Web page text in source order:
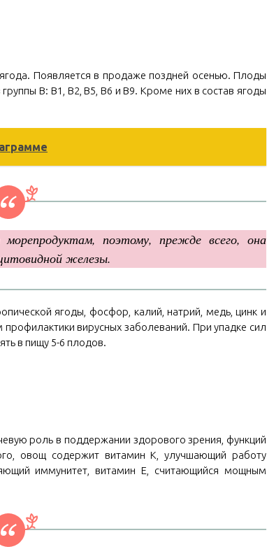
Появляется в продаже поздней осенью. Плоды
B: B1, B2, B5, B6 и B9. Кроме них в состав ягоды
поэтому, прежде всего, она
железы.
ягоды, фосфор, калий, натрий, медь, цинк и
вирусных заболеваний. При упадке сил
в пищу 5-6 плодов.
роль в поддержании здорового зрения, функций
овощ содержит витамин К, улучшающий работу
иммунитет, витамин Е, считающийся мощным